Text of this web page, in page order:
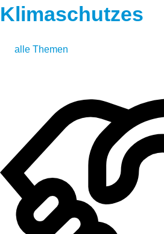
Klimaschutzes
alle Themen